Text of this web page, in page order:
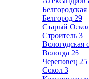
Белгородская
Белгород 29
Старый
Строитель 3
Вологодская
Вологда 26
Череповец 25
Сокол 3